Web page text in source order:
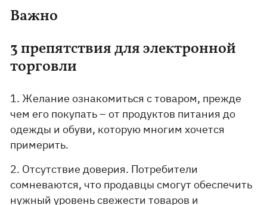
Важно
3 препятствия для электронной
торговли
1. Желание ознакомиться с товаром, прежде
чем его покупать – от продуктов питания до
одежды и обуви, которую многим хочется
примерить.
2. Отсутствие доверия. Потребители
сомневаются, что продавцы смогут обеспечить
нужный уровень свежести товаров и